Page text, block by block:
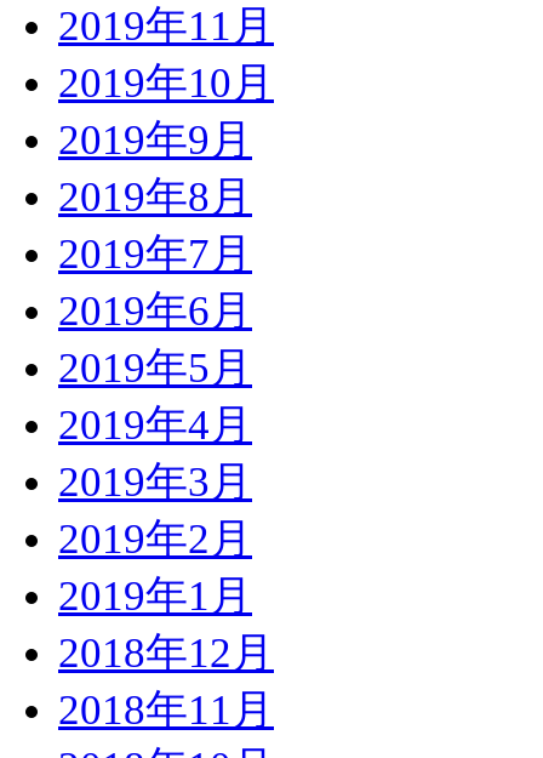
2019年11月
2019年10月
2019年9月
2019年8月
2019年7月
2019年6月
2019年5月
2019年4月
2019年3月
2019年2月
2019年1月
2018年12月
2018年11月